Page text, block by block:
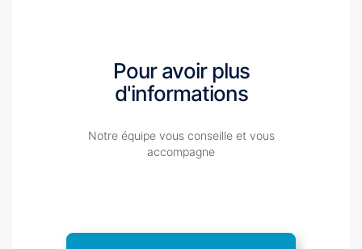
Pour avoir plus
d'informations
Notre équipe vous conseille et vous
accompagne